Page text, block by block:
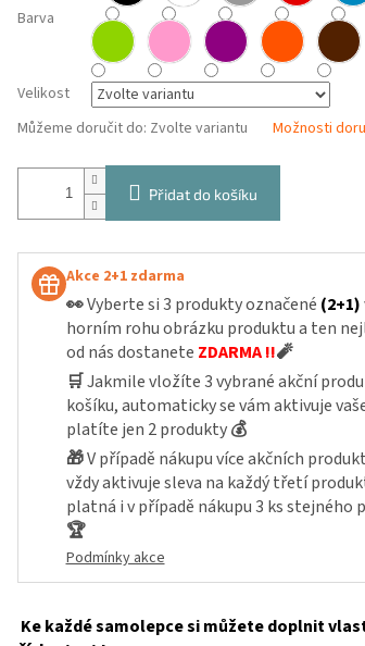
Barva
Velikost
Můžeme doručit do: Zvolte variantu Možnosti
Přidat do košíku
Akce 2+1 zdarma
👀Vyberte si 3 produkty označené (2+1)
horním rohu obrázku produktu a ten
od nás dostanete ZDARMA !!🧨
🛒Jakmile vložíte 3 vybrané akční
košíku, automaticky se vám aktivuje
platíte jen 2 produkty💰
🎁V případě nákupu více akčních
vždy aktivuje sleva na každý třetí
platná i v případě nákupu 3 ks stejného
🏆
Podmínky akce
Ke každé samolepce si můžete doplnit